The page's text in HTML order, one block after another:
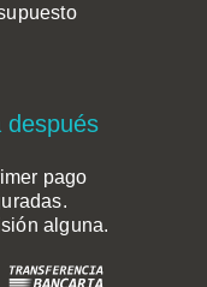
después
pago
alguna.